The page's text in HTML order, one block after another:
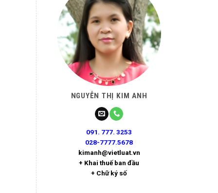
NGUYỄN THỊ KIM ANH
091. 777. 3253
028-7777.5678
kimanh@vietluat.vn
+ Khai thuế ban đầu
+ Chữ ký số